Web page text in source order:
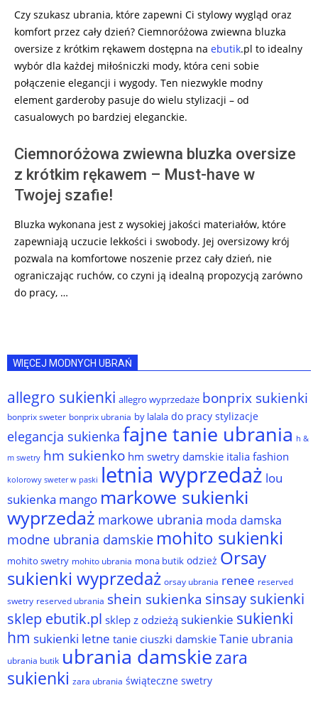
Czy szukasz ubrania, które zapewni Ci stylowy wygląd oraz
komfort przez cały dzień? Ciemnoróżowa zwiewna bluzka
oversize z krótkim rękawem dostępna na ebutik.pl to idealny
wybór dla każdej miłośniczki mody, która ceni sobie
połączenie elegancji i wygody. Ten niezwykle modny
element garderoby pasuje do wielu stylizacji – od
casualowych po bardziej eleganckie.
Ciemnoróżowa zwiewna bluzka oversize
z krótkim rękawem – Must-have w
Twojej szafie!
Bluzka wykonana jest z wysokiej jakości materiałów, które
zapewniają uczucie lekkości i swobody. Jej oversizowy krój
pozwala na komfortowe noszenie przez cały dzień, nie
ograniczając ruchów, co czyni ją idealną propozycją zarówno
do pracy, …
WIĘCEJ MODNYCH UBRAŃ
allegro sukienki allegro wyprzedaże bonprix sukienki
bonprix sweter bonprix ubrania by lalala do pracy stylizacje
elegancja sukienka fajne tanie ubrania h &
m swetry hm sukienko hm swetry damskie italia fashion
kolorowy sweter w paski letnia wyprzedaż lou
sukienka mango markowe sukienki
wyprzedaż markowe ubrania moda damska
modne ubrania damskie mohito sukienki
mohito swetry mohito ubrania mona butik odzież Orsay
sukienki wyprzedaż orsay ubrania renee reserved
swetry reserved ubrania shein sukienka sinsay sukienki
sklep ebutik.pl sklep z odzieżą sukienkie sukienki
hm sukienki letne tanie ciuszki damskie Tanie ubrania
ubrania butik ubrania damskiezara
sukienki zara ubrania świąteczne swetry